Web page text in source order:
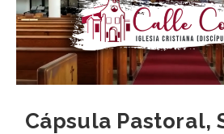
Cápsula Pastoral,